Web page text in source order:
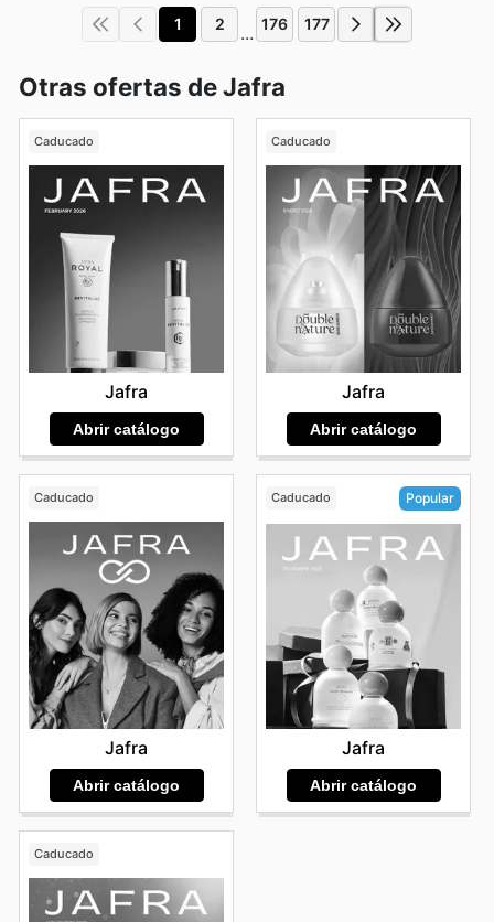
1 2 ... 176 177
Otras ofertas de Jafra
Caducado
Jafra
Abrir catálogo
Caducado
Jafra
Abrir catálogo
Caducado
Jafra
Abrir catálogo
Caducado Popular
Jafra
Abrir catálogo
Caducado